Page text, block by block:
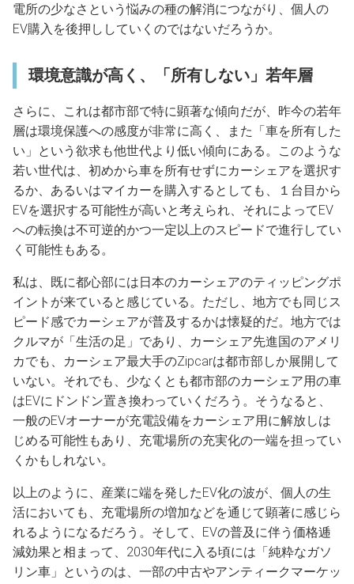
電所の少なさという悩みの種の解消につながり、個人の
EV購入を後押ししていくのではないだろうか。
環境意識が高く、「所有しない」若年層
さらに、これは都市部で特に顕著な傾向だが、昨今の若年
層は環境保護への感度が非常に高く、また「車を所有した
い」という欲求も他世代より低い傾向にある。このような
若い世代は、初めから車を所有せずにカーシェアを選択す
るか、あるいはマイカーを購入するとしても、１台目から
EVを選択する可能性が高いと考えられ、それによってEV
への転換は不可逆的かつ一定以上のスピードで進行してい
く可能性もある。
私は、既に都心部には日本のカーシェアのティッピングポ
イントが来ていると感じている。ただし、地方でも同じス
ピード感でカーシェアが普及するかは懐疑的だ。地方では
クルマが「生活の足」であり、カーシェア先進国のアメリ
カでも、カーシェア最大手のZipcarは都市部しか展開して
いない。それでも、少なくとも都市部のカーシェア用の車
はEVにドンドン置き換わっていくだろう。そうなると、
一般のEVオーナーが充電設備をカーシェア用に解放しは
じめる可能性もあり、充電場所の充実化の一端を担ってい
くかもしれない。
以上のように、産業に端を発したEV化の波が、個人の生
活においても、充電場所の増加などを通じて顕著に感じら
れるようになるだろう。そして、EVの普及に伴う価格逓
減効果と相まって、2030年代に入る頃には「純粋なガソ
リン車」というのは、一部の中古やアンティークマーケッ